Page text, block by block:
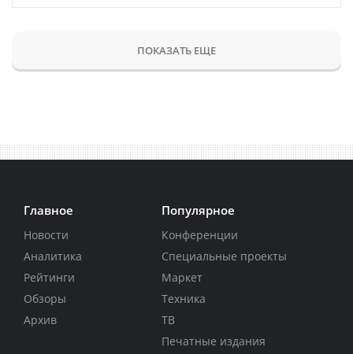
ПОКАЗАТЬ ЕЩЕ
Главное
Новости
Аналитика
Рейтинги
Обзоры
Архив
Популярное
Конференции
Специальные проекты
Маркет
Техника
ТВ
Печатные издания